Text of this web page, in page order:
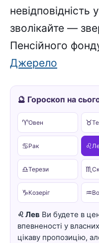
зволікайте —
Пенсійного
Джерело
🔮 Гороскоп на
♈Овен ♉
♋Рак ♌
♎Терези ♏
♑Козеріг ♒
♌ Лев Ви будете в
впевненості у
цікаву пропозицію,